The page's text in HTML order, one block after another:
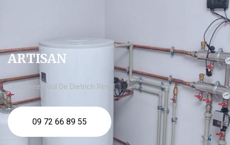
ARTISAN
chaudière fioul De Dietrich Revel
09 72 66 89 55